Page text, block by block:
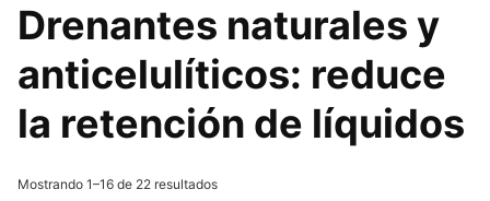
Drenantes naturales y
anticelulíticos: reduce
la retención de líquidos
Mostrando 1–16 de 22 resultadosOrdenado